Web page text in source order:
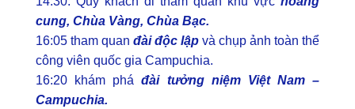
cung, Chùa Vàng, Chùa Bạc.
16:05 tham quan đài độc lập và chụp ảnh toàn thể
công viên quốc gia Campuchia.
16:20 khám pháđài tưởng niệm Việt Nam –
Campuchia.